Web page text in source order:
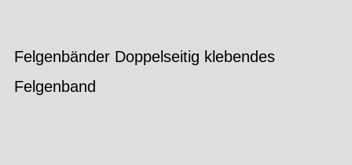
Felgenbänder Doppelseitig klebendes
Felgenband